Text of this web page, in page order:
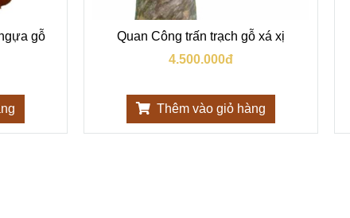
gỗ
Quan Công trấn trạch gỗ xá xị
4.500.000đ
Thêm vào giỏ hàng